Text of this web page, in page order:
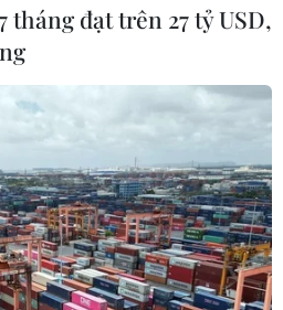
các quốc gia vùng Vịnh
chưa từng có sau các phát
chí của Bộ trưởng Thông tin
tháng đạt trên 27 tỷ USD,